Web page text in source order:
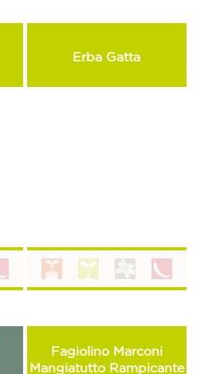
Erba Gatta
Fagiolino Marconi
Mangiatutto Rampicante